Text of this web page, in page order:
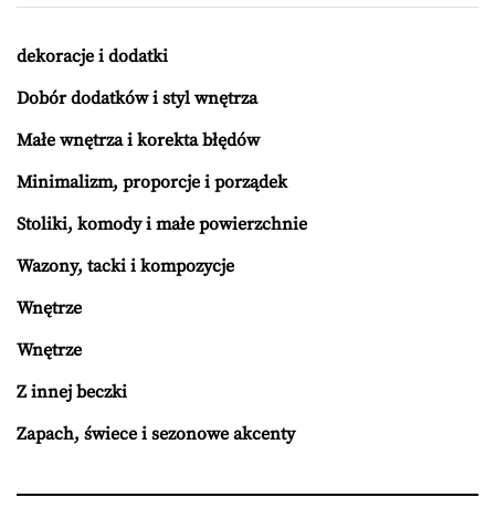
dekoracje i dodatki
Dobór dodatków i styl wnętrza
Małe wnętrza i korekta błędów
Minimalizm, proporcje i porządek
Stoliki, komody i małe powierzchnie
Wazony, tacki i kompozycje
Wnętrze
Wnętrze
Z innej beczki
Zapach, świece i sezonowe akcenty